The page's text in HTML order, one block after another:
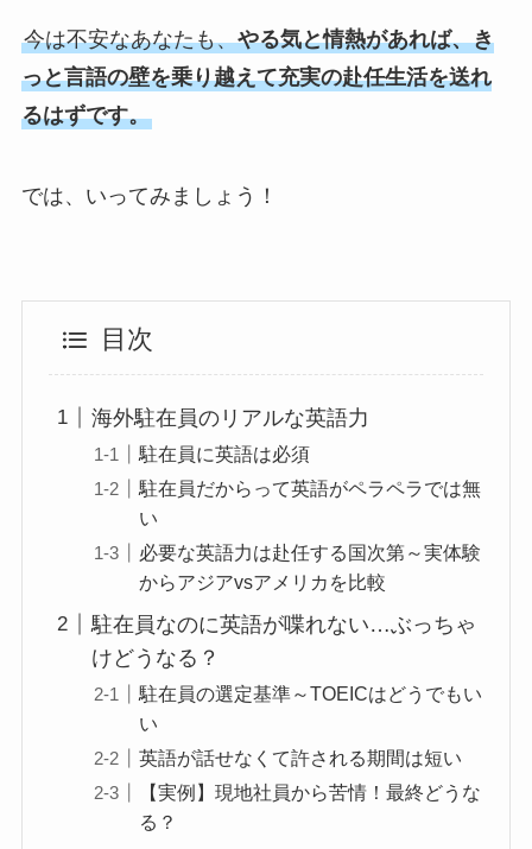
今は不安なあなたも、やる気と情熱があれば、き
っと言語の壁を乗り越えて充実の赴任生活を送れ
るはずです。
では、いってみましょう！
目次
海外駐在員のリアルな英語力
駐在員に英語は必須
駐在員だからって英語がペラペラでは無
い
必要な英語力は赴任する国次第～実体験
からアジアvsアメリカを比較
駐在員なのに英語が喋れない…ぶっちゃ
けどうなる？
駐在員の選定基準～TOEICはどうでもい
い
英語が話せなくて許される期間は短い
【実例】現地社員から苦情！最終どうな
る？